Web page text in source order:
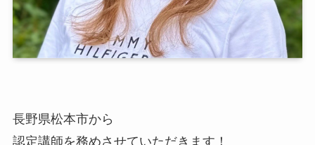
長野県松本市から
認定講師を務めさせていただきます！